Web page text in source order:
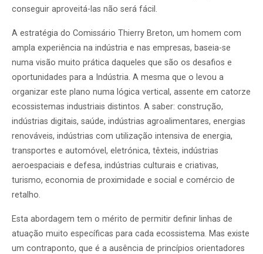
conseguir aproveitá-las não será fácil.
A estratégia do Comissário Thierry Breton, um homem com
ampla experiência na indústria e nas empresas, baseia-se
numa visão muito prática daqueles que são os desafios e
oportunidades para a Indústria. A mesma que o levou a
organizar este plano numa lógica vertical, assente em catorze
ecossistemas industriais distintos. A saber: construção,
indústrias digitais, saúde, indústrias agroalimentares, energias
renováveis, indústrias com utilização intensiva de energia,
transportes e automóvel, eletrónica, têxteis, indústrias
aeroespaciais e defesa, indústrias culturais e criativas,
turismo, economia de proximidade e social e comércio de
retalho.
Esta abordagem tem o mérito de permitir definir linhas de
atuação muito específicas para cada ecossistema. Mas existe
um contraponto, que é a ausência de princípios orientadores